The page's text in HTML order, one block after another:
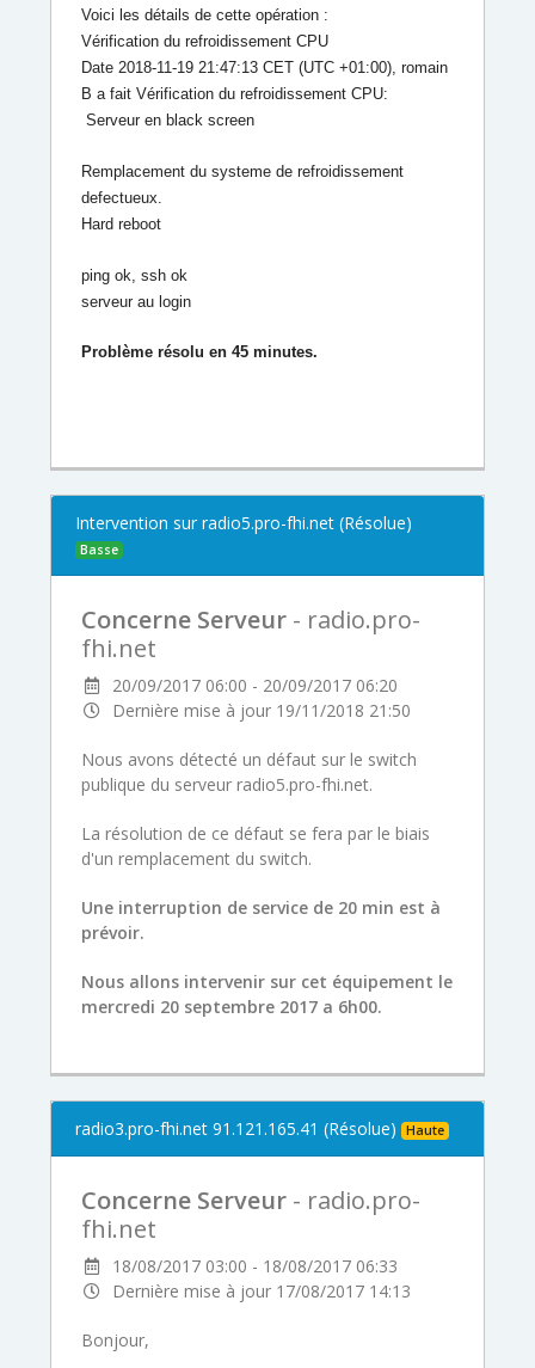
Voici les détails de cette opération :
Vérification du refroidissement CPU
Date 2018-11-19 21:47:13 CET (UTC +01:00), romain
B a fait Vérification du refroidissement CPU:
Serveur en black screen
Remplacement du systeme de refroidissement
defectueux.
Hard reboot
ping ok, ssh ok
serveur au login
Problème résolu en 45 minutes.
Intervention sur radio5.pro-fhi.net (Résolue)
Basse
Concerne Serveur- radio.pro-
fhi.net
20/09/2017 06:00 - 20/09/2017 06:20
Dernière mise à jour 19/11/2018 21:50
Nous avons détecté un défaut sur le switch
publique du serveur radio5.pro-fhi.net.
La résolution de ce défaut se fera par le biais
d'un remplacement du switch.
Une interruption de service de 20 min est à
prévoir.
Nous allons intervenir sur cet équipement le
mercredi 20 septembre 2017 a 6h00.
radio3.pro-fhi.net 91.121.165.41 (Résolue) Haute
Concerne Serveur- radio.pro-
fhi.net
18/08/2017 03:00 - 18/08/2017 06:33
Dernière mise à jour 17/08/2017 14:13
Bonjour,